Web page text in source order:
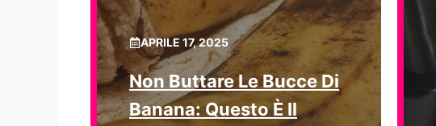
APRILE 17, 2025
Non Buttare Le Bucce Di
Banana: Questo È Il